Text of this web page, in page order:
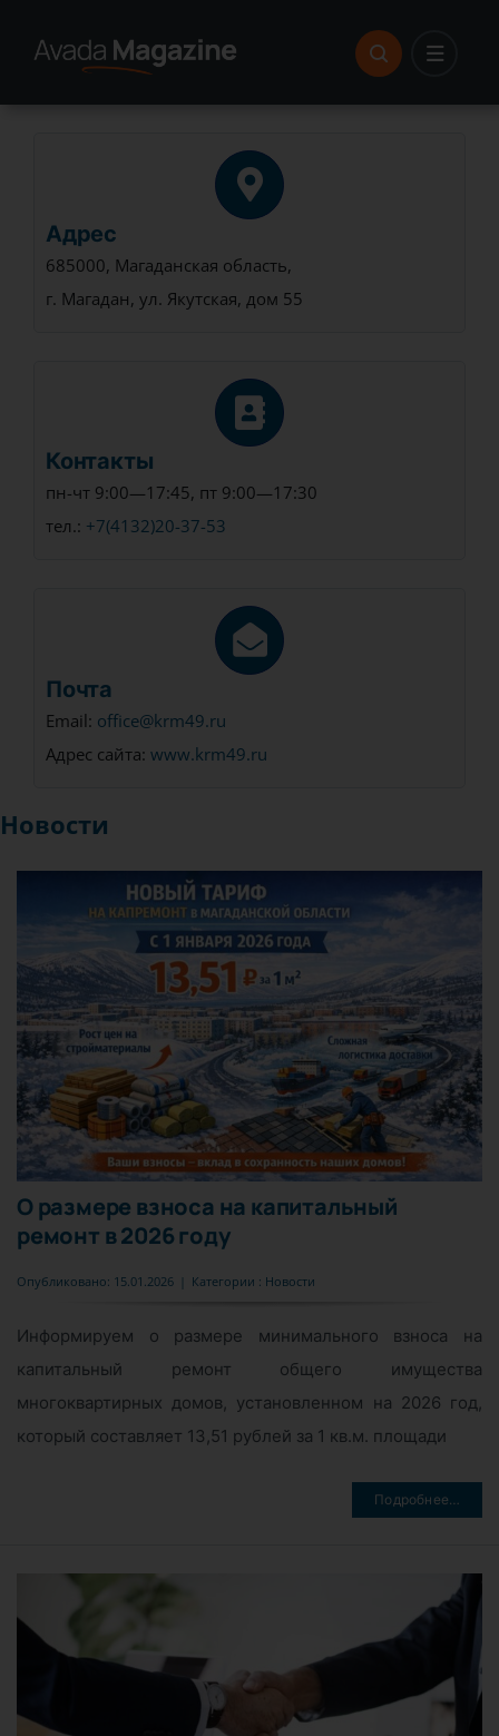
Адрес
685000, Магаданская область,
г. Магадан, ул. Якутская, дом 55
Контакты
пн-чт 9:00—17:45, пт 9:00—17:30
тел.: +7(4132)20-37-53
Почта
Email: office@krm49.ru
Адрес сайта: www.krm49.ru
Новости
О размере взноса на капитальный
ремонт в 2026 году
Опубликовано: 15.01.2026 Категории : Новости
Информируем о размере минимального взноса на
капитальный ремонт общего имущества
многоквартирных домов, установленном на 2026 год,
который составляет 13,51 рублей за 1 кв.м. площади
Подробнее…